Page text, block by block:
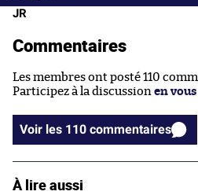
JR
Commentaires
Les membres ont posté 110
Participez à la discussion en
Voir les 110 commentaires
À lire aussi